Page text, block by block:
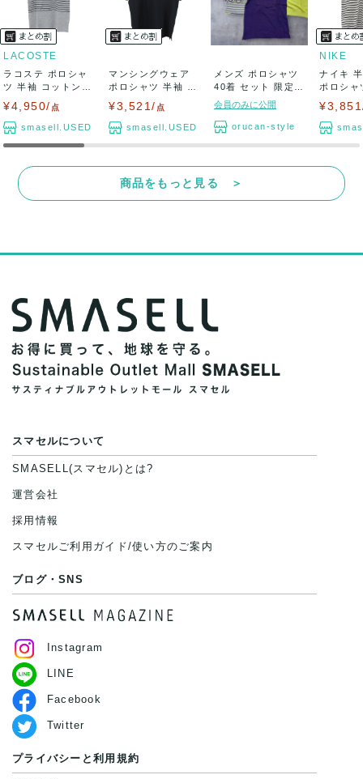
LACOSTE
ラコステ ポロシャ
ツ 半袖 コットン10
¥4,950/ 点
smasell.USED
マンシングウェア
ポロシャツ 半袖 グ
¥3,521/ 点
smasell.USED
メンズ ポロシャツ
40着 セット 限定
スポーツ...
会員のみに公開
orucan-style
NIKE
ナイキ
ポロシャ
商品をもっと見る ＞
スマセルについて
SMASELL(スマセル)とは?
運営会社
採用情報
スマセルご利用ガイド/使い方のご案内
ブログ・SNS
Instagram
LINE
Facebook
Twitter
プライバシーと利用規約